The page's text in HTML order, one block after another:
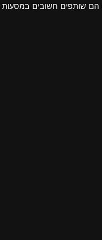
הם שותפים חשובים